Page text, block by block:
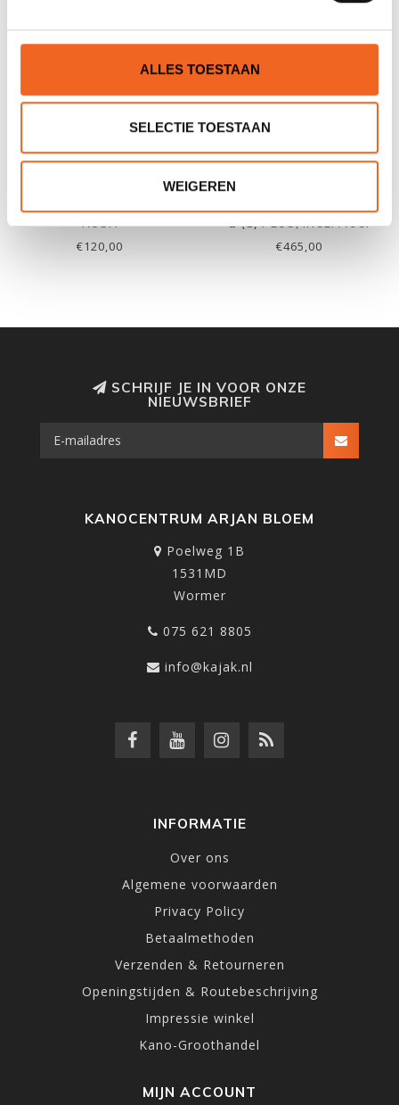
ALLES TOESTAAN
SELECTIE TOESTAAN
WEIGEREN
RUSH
€120,00
2 (1) PLUS, INCL. ACC.
€465,00
SCHRIJF JE IN VOOR ONZE
NIEUWSBRIEF
KANOCENTRUM ARJAN BLOEM
Poelweg 1B
1531MD
Wormer
075 621 8805
info@kajak.nl
INFORMATIE
Over ons
Algemene voorwaarden
Privacy Policy
Betaalmethoden
Verzenden & Retourneren
Openingstijden & Routebeschrijving
Impressie winkel
Kano-Groothandel
MIJN ACCOUNT